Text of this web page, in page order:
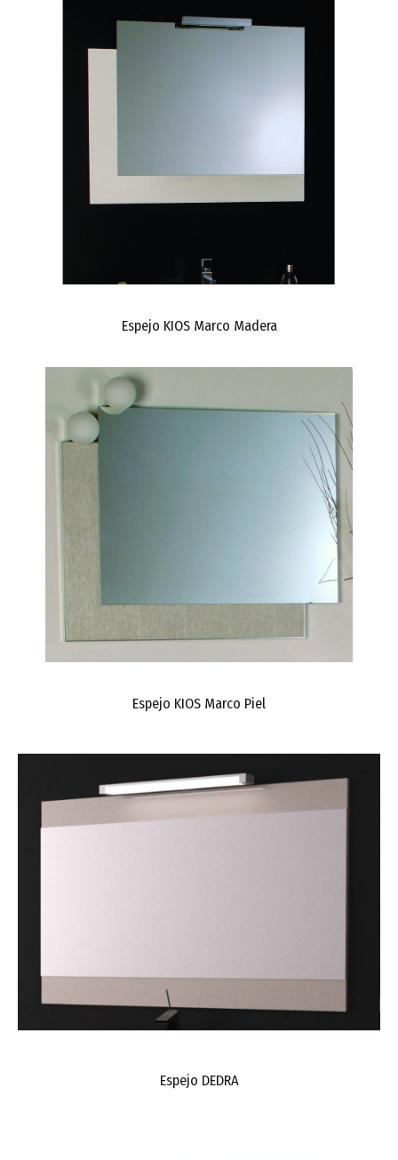
Espejo KIOS Marco Madera
Espejo KIOS Marco Piel
Espejo DEDRA